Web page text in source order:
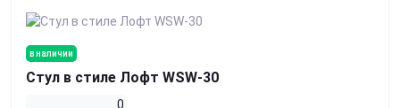
в наличии
Стул в стиле Лофт WSW-30
0